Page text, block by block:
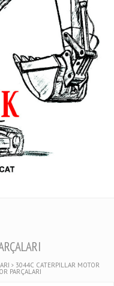
3044C CATERPILLAR MOTOR
PARÇALARI